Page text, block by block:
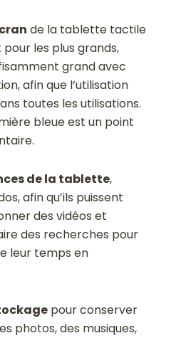
de la tablette tactile
les plus grands,
grand avec
afin que l’utilisation
toutes les utilisations.
bleue est un point
de la tablette,
afin qu’ils puissent
des vidéos et
des recherches pour
leur temps en
pour conserver
photos, des musiques,